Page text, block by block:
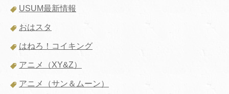
USUM最新情報
おはスタ
はねろ！コイキング
アニメ（XY&Z）
アニメ（サン＆ムーン）